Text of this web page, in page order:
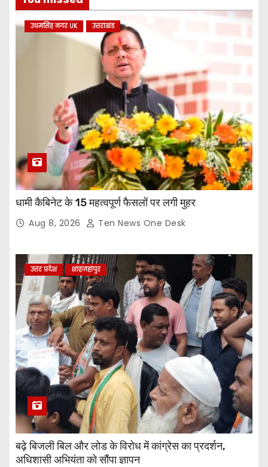
उधमसिंह नगर UK उत्तराखंड
धामी कैबिनेट के 15 महत्वपूर्ण फैसलों पर लगी मुहर
Aug 8, 2026 Ten News One Desk
उत्तर प्रदेश शाहजहांपुर
बढ़े बिजली बिल और लोड के विरोध में कांग्रेस का प्रदर्शन,
अधिशासी अभियंता को सौंपा ज्ञापन